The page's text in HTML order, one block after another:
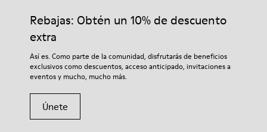
Rebajas: Obtén un 10% de descuento
extra
Así es. Como parte de la comunidad, disfrutarás de beneficios
exclusivos como descuentos, acceso anticipado, invitaciones a
eventos y mucho, mucho más.
Únete